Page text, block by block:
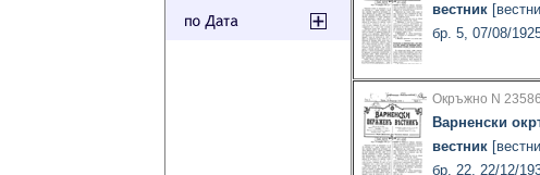
вестник
бр. 5, 07/08/
Окръжно N 23586
Варненски
вестник
бр. 22, 22/12/